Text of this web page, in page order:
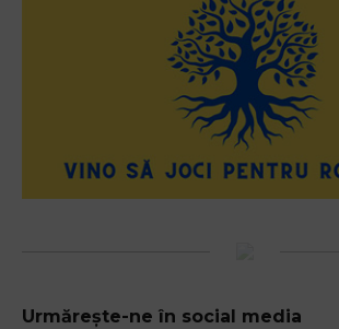
Urmărește-ne în social media